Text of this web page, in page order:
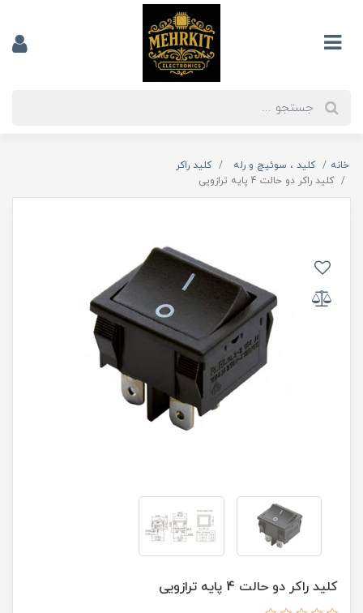
خانه کلید ، سوئیچ و رله
کلید راکر
کلید راکر دو حالت 4 پایه ترازویی
کلید راکر دو حالت 4 پایه ترازویی